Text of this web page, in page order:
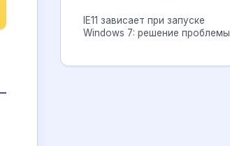
IE11 зависает при запуске
Windows 7: решение проблемы